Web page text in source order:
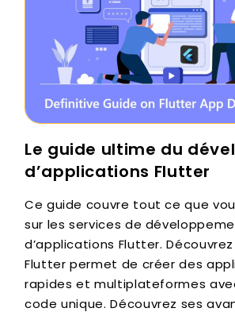
Le guide ultime du
d’applications Flutter
Ce guide couvre tout ce que
sur les services de
d’applications Flutter.
Flutter permet de créer des
rapides et multiplateformes
code unique. Découvrez ses